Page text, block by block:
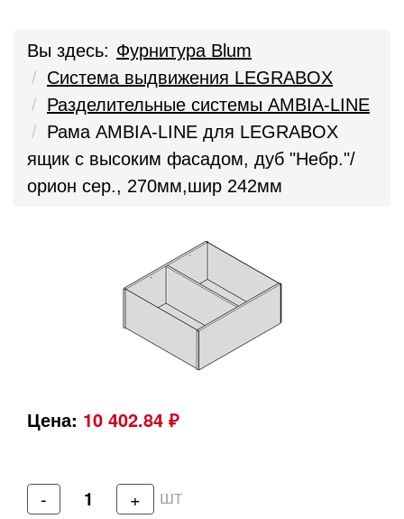
Вы здесь: Фурнитура Blum
Система выдвижения LEGRABOX
Разделительные системы AMBIA-LINE
Рама AMBIA-LINE для LEGRABOX
ящик с высоким фасадом, дуб "Небр."/
орион сер., 270мм,шир 242мм
Цена: 10 402.84 ₽
- + шт